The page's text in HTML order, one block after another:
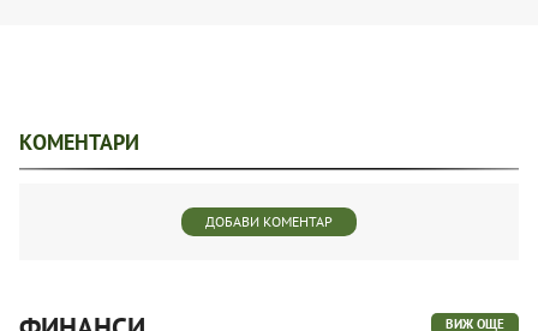
КОМЕНТАРИ
ДОБАВИ КОМЕНТАР
ВИЖ ОЩЕ